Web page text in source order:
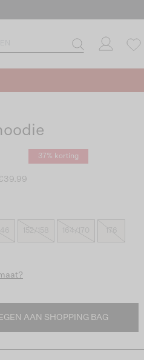
37% korting
AAN SHOPPING BAG